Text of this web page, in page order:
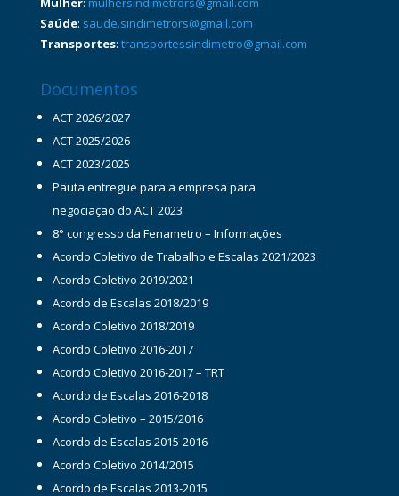
Saúde: saude.sindimetrors@gmail.com
Transportes: transportessindimetro@gmail.com
Documentos
ACT 2026/2027
ACT 2025/2026
ACT 2023/2025
Pauta entregue para a empresa para
negociação do ACT 2023
8° congresso da Fenametro – Informações
Acordo Coletivo de Trabalho e Escalas 2021/2023
Acordo Coletivo 2019/2021
Acordo de Escalas 2018/2019
Acordo Coletivo 2018/2019
Acordo Coletivo 2016-2017
Acordo Coletivo 2016-2017 – TRT
Acordo de Escalas 2016-2018
Acordo Coletivo – 2015/2016
Acordo de Escalas 2015-2016
Acordo Coletivo 2014/2015
Acordo de Escalas 2013-2015